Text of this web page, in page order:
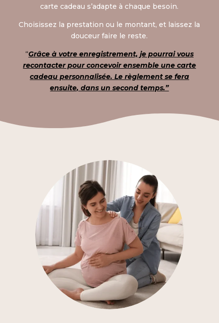
carte cadeau s’adapte à chaque besoin.
Choisissez la prestation ou le montant, et laissez la
douceur faire le reste.
“Grâce à votre enregistrement, je pourrai vous
recontacter pour concevoir ensemble une carte
cadeau personnalisée. Le règlement se fera
ensuite, dans un second temps.”